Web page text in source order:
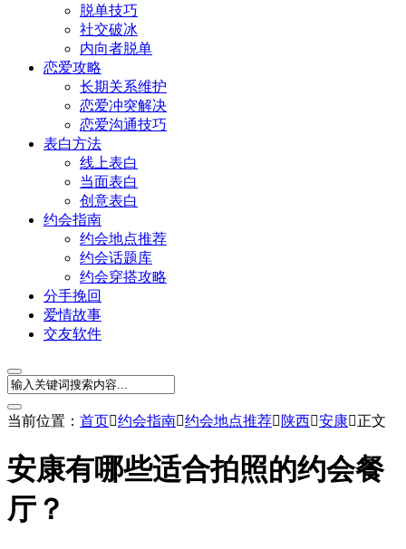
脱单技巧
社交破冰
内向者脱单
恋爱攻略
长期关系维护
恋爱冲突解决
恋爱沟通技巧
表白方法
线上表白
当面表白
创意表白
约会指南
约会地点推荐
约会话题库
约会穿搭攻略
分手挽回
爱情故事
交友软件
当前位置： 首页约会指南约会地点推荐 陕西安康正文
安康有哪些适合拍照的约会餐
厅？